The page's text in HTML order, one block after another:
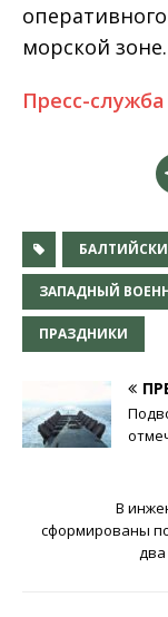
морской зоне.
Пресс-
ЗАПАДНЫЙ
ПРАЗДНИКИ
В
сформированы